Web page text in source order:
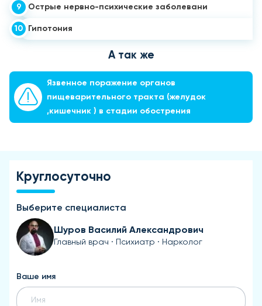
Острые нервно-психические заболевани
9
Гипотония
10
А так же
Язвенное поражение органов
пищеварительного тракта (желудок
,кишечник ) в стадии обострения
Круглосуточно
Выберите специалиста
Шуров Василий Александрович
Главный врач · Психиатр · Нарколог
Ваше имя